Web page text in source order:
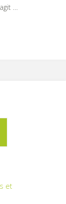
…
et